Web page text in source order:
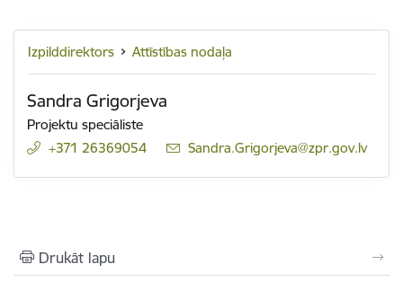
Izpilddirektors Attīstības nodaļa
Sandra Grigorjeva
Projektu speciāliste
+371 26369054
E-pasts:
Sandra.Grigorjeva@zpr.gov.lv
Drukāt lapu